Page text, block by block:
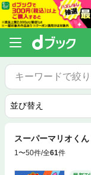
スーパーマリオくん
1〜50件/全61件